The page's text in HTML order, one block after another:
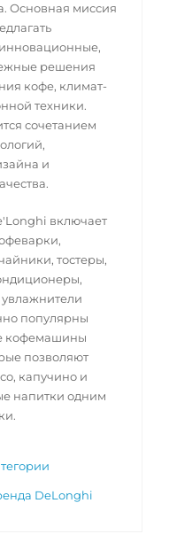
Основная миссия
решения
кофе, климат-
техники.
сочетанием
и
включает
тостеры,
популярны
кофемашины
позволяют
капучино и
напитки одним
DeLonghi